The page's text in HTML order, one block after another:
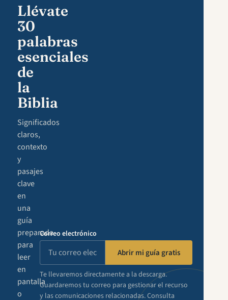
Llévate
30
palabras
esenciales
de
la
Biblia
Significados
claros,
contexto
y
pasajes
clave
en
una
guía
preparada
para
leer
en
pantalla
o
Correo electrónico
Abrir mi guía gratis
Te llevaremos directamente a la descarga.
Guardaremos tu correo para gestionar el recurso
y las comunicaciones relacionadas. Consulta